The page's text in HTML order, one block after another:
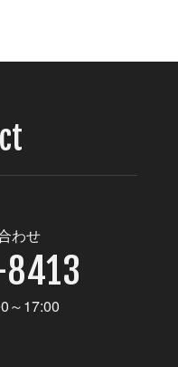
わせ
～17:00